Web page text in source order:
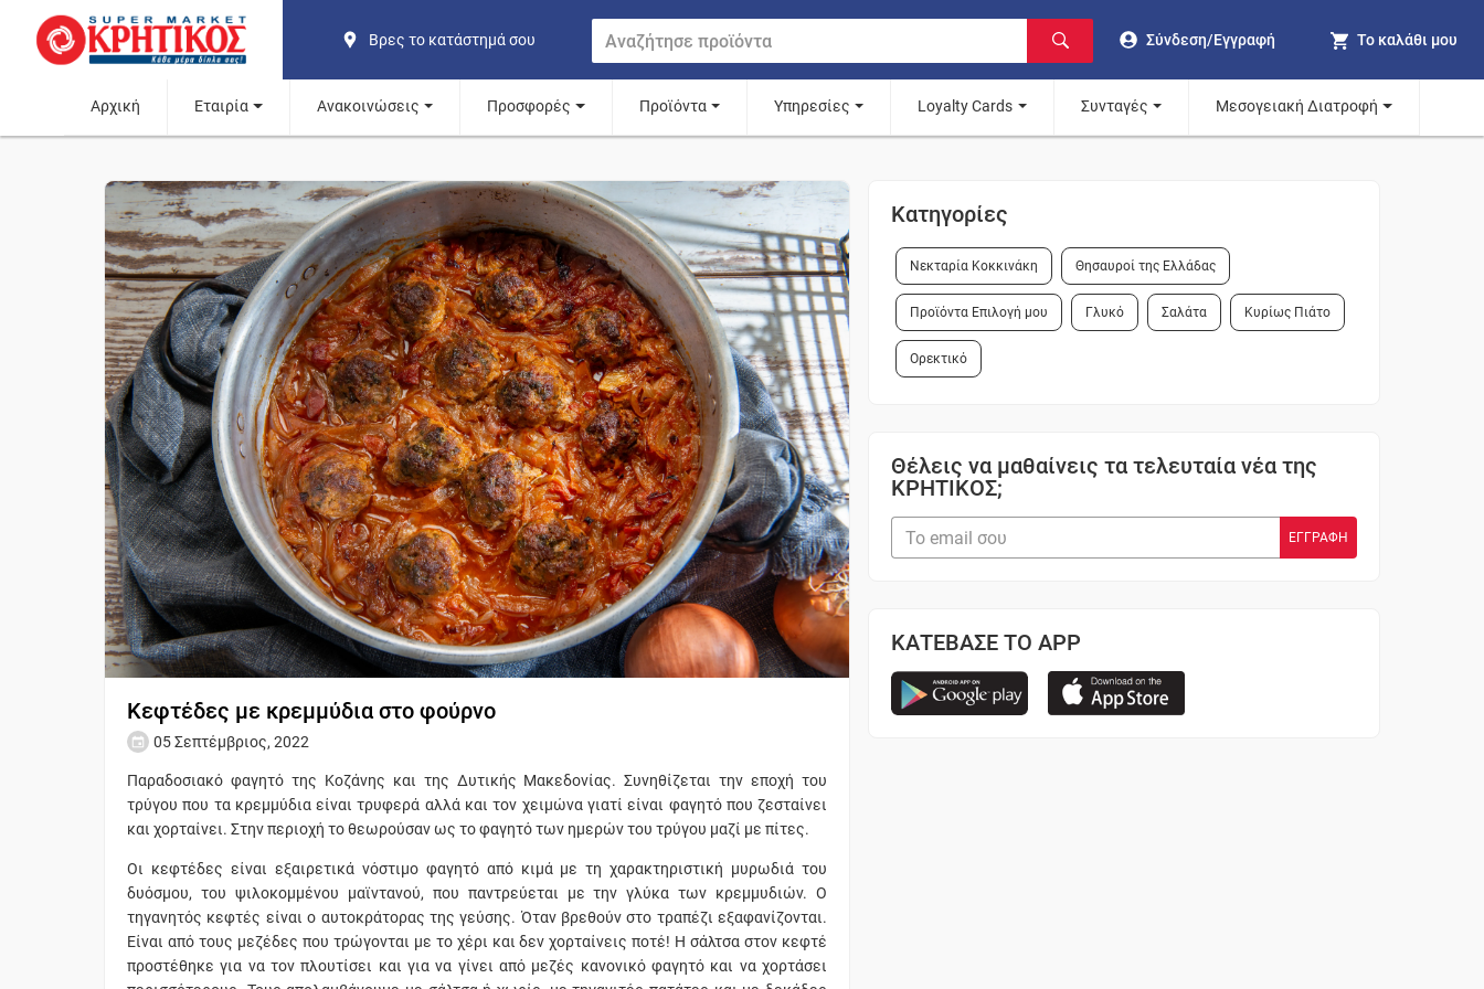
Βρες το κατάστημά σου Σύνδεση/Εγγραφή Το καλάθι μου
Αρχική Εταιρία Ανακοινώσεις Προσφορές Προϊόντα Υπηρεσίες Loyalty Cards Συνταγές Μεσογειακή Διατροφή
Κεφτέδες με κρεμμύδια στο φούρνο
05 Σεπτέμβριος, 2022
Παραδοσιακό φαγητό της Κοζάνης και της Δυτικής Μακεδονίας. Συνηθίζεται την εποχή του
τρύγου που τα κρεμμύδια είναι τρυφερά αλλά και τον χειμώνα γιατί είναι φαγητό που ζεσταίνει
και χορταίνει. Στην περιοχή το θεωρούσαν ως το φαγητό των ημερών του τρύγου μαζί με πίτες.
Οι κεφτέδες είναι εξαιρετικά νόστιμο φαγητό από κιμά με τη χαρακτηριστική μυρωδιά του
δυόσμου, του ψιλοκομμένου μαϊντανού, που παντρεύεται με την γλύκα των κρεμμυδιών. Ο
τηγανητός κεφτές είναι ο αυτοκράτορας της γεύσης. Όταν βρεθούν στο τραπέζι εξαφανίζονται.
Είναι από τους μεζέδες που τρώγονται με το χέρι και δεν χορταίνεις ποτέ! Η σάλτσα στον κεφτέ
προστέθηκε για να τον πλουτίσει και για να γίνει από μεζές κανονικό φαγητό και να χορτάσει
Κατηγορίες
Νεκταρία Κοκκινάκη Θησαυροί της Ελλάδας
Προϊόντα Επιλογή μου Γλυκό Σαλάτα Κυρίως Πιάτο
Ορεκτικό
Θέλεις να μαθαίνεις τα τελευταία νέα της
ΚΡΗΤΙΚΟΣ;
ΚΑΤΕΒΑΣΕ ΤΟ APP